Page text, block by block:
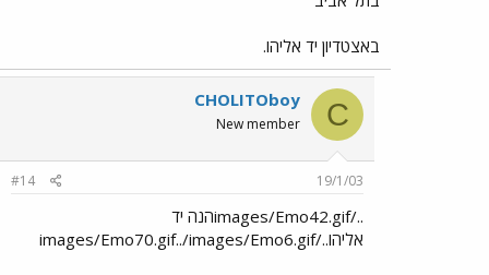
באצטדיון יד אליהו.
C
CHOLITOboy
New member
19/1/03
#14
../images/Emo42.gifהנה יד
אליהו../images/Emo70.gif../images/Emo6.gif